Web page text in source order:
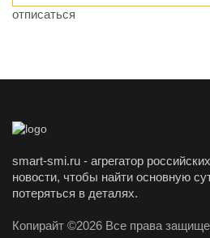
отписаться
smart-smi.ru - агрегатор
новости, чтобы найти основную
потеряться в деталях.
Копирайт ©2026 Все права